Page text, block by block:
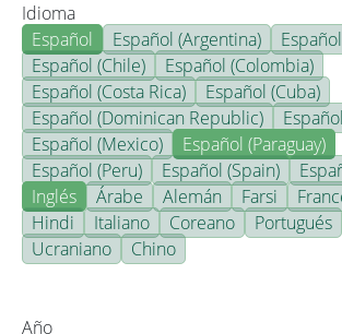
Idioma
Español
Español (Argentina)
Español (Chile)
Español (Colombia)
Español (Costa Rica)
Español (Cuba)
Español (Dominican Republic)
Español (Mexico)
Español (Paraguay)
Español (Peru)
Español (Spain)
Inglés
Árabe Alemán Farsi
Hindi
Italiano Coreano Portugués
Ucraniano
Chino
Año